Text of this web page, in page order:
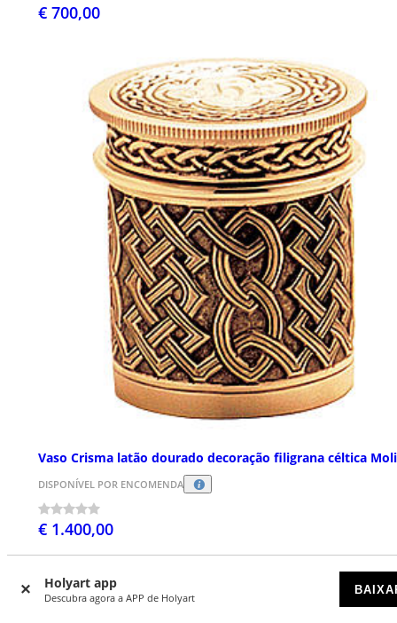
Holyart app
Descubra agora a APP de Holyart
€ 700,00
Vaso Crisma latão dourado decoração filigrana céltica
DISPONÍVEL POR ENCOMENDA
€ 1.400,00